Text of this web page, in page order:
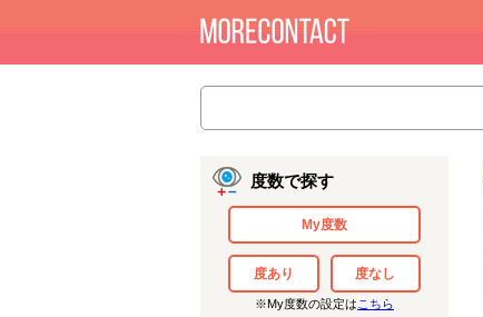
度数で探す
My度数
度あり 度なし
※My度数の設定は こちら